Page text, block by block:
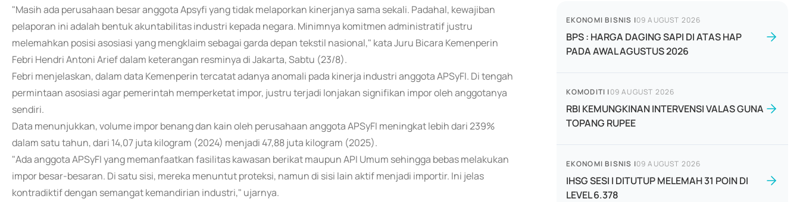
"Masih ada perusahaan besar anggota Apsyfi yang tidak melaporkan kinerjanya sama sekali. Padahal, kewajiban
pelaporan ini adalah bentuk akuntabilitas industri kepada negara. Minimnya komitmen administratif justru
melemahkan posisi asosiasi yang mengklaim sebagai garda depan tekstil nasional," kata Juru Bicara Kemenperin
Febri Hendri Antoni Arief dalam keterangan resminya di Jakarta, Sabtu (23/8).
Febri menjelaskan, dalam data Kemenperin tercatat adanya anomali pada kinerja industri anggota APSyFI. Di tengah
permintaan asosiasi agar pemerintah memperketat impor, justru terjadi lonjakan signifikan impor oleh anggotanya
sendiri.
Data menunjukkan, volume impor benang dan kain oleh perusahaan anggota APSyFI meningkat lebih dari 239%
dalam satu tahun, dari 14,07 juta kilogram (2024) menjadi 47,88 juta kilogram (2025).
"Ada anggota APSyFI yang memanfaatkan fasilitas kawasan berikat maupun API Umum sehingga bebas melakukan
impor besar-besaran. Di satu sisi, mereka menuntut proteksi, namun di sisi lain aktif menjadi importir. Ini jelas
kontradiktif dengan semangat kemandirian industri," ujarnya.
EKONOMI BISNIS |09 AUGUST 2026
BPS : HARGA DAGING SAPI DI ATAS HAP
PADA AWAL AGUSTUS 2026
KOMODITI |09 AUGUST 2026
RBI KEMUNGKINAN INTERVENSI VALAS GUNA
TOPANG RUPEE
EKONOMI BISNIS |09 AUGUST 2026
IHSG SESI I DITUTUP MELEMAH 31 POIN DI
LEVEL 6.378